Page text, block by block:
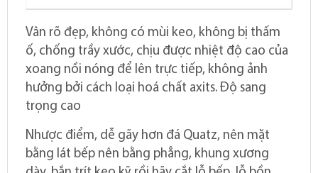
Vân rõ đẹp, không có mùi keo, không bị thấm
ố, chống trầy xước, chịu được nhiệt độ cao của
xoang nồi nóng để lên trực tiếp, không ảnh
hưởng bởi cách loại hoá chất axits. Độ sang
trọng cao
Nhược điểm, dễ gãy hơn đá Quatz, nên mặt
bằng lát bếp nên bằng phẳng, khung xương